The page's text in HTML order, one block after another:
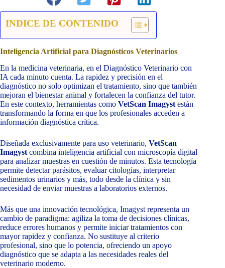
INDICE DE CONTENIDO
Inteligencia Artificial para Diagnósticos Veterinarios
En la medicina veterinaria, en el Diagnóstico Veterinario con
IA cada minuto cuenta. La rapidez y precisión en el
diagnóstico no solo optimizan el tratamiento, sino que también
mejoran el bienestar animal y fortalecen la confianza del tutor.
En este contexto, herramientas como VetScan Imagyst están
transformando la forma en que los profesionales acceden a
información diagnóstica crítica.
Diseñada exclusivamente para uso veterinario, VetScan
Imagyst combina inteligencia artificial con microscopía digital
para analizar muestras en cuestión de minutos. Esta tecnología
permite detectar parásitos, evaluar citologías, interpretar
sedimentos urinarios y más, todo desde la clínica y sin
necesidad de enviar muestras a laboratorios externos.
Más que una innovación tecnológica, Imagyst representa un
cambio de paradigma: agiliza la toma de decisiones clínicas,
reduce errores humanos y permite iniciar tratamientos con
mayor rapidez y confianza. No sustituye al criterio
profesional, sino que lo potencia, ofreciendo un apoyo
diagnóstico que se adapta a las necesidades reales del
veterinario moderno.